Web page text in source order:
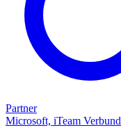
Partner
Microsoft, iTeam Verbund